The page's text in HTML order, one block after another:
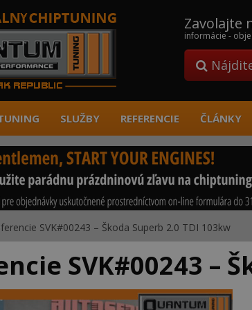
Zavolajte
informácie -
SLUŽBY REFERENCIE ČLÁNKY
SVK#00243 – Škoda Superb 2.0 TDI 103kw
SVK#00243 –